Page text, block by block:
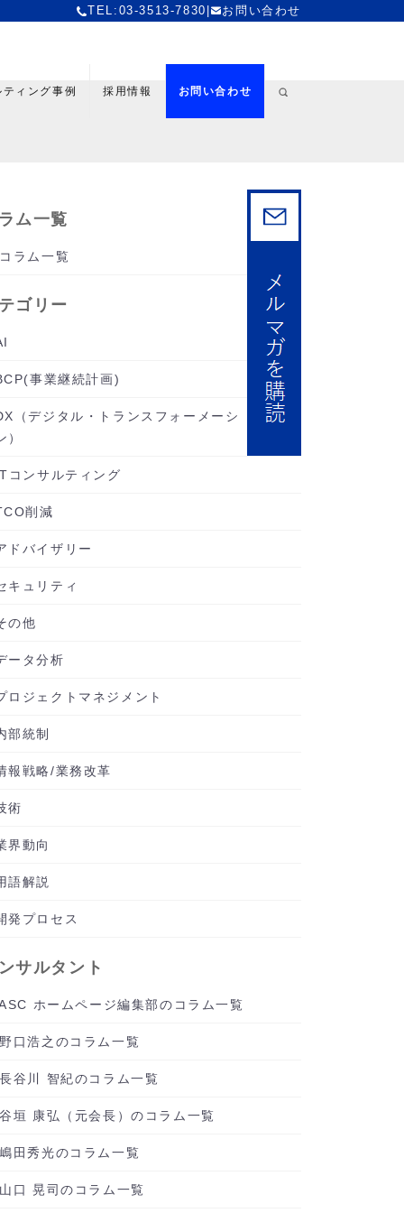
TEL:03-3513-7830 お問い合わせ
ィング事例 採用情報 お問い合わせ
ム一覧
コラム一覧
ゴリー
事業継続計画)
（デジタル・トランスフォーメーシ
）
コンサルティング
削減
ドバイザリー
キュリティ
の他
ータ分析
ロジェクトマネジメント
部統制
報戦略/業務改革
術
界動向
語解説
発プロセス
サルタント
ホームページ編集部のコラム一覧
野口浩之のコラム一覧
長谷川 智紀のコラム一覧
谷垣 康弘（元会長）のコラム一覧
嶋田秀光のコラム一覧
山口 晃司のコラム一覧